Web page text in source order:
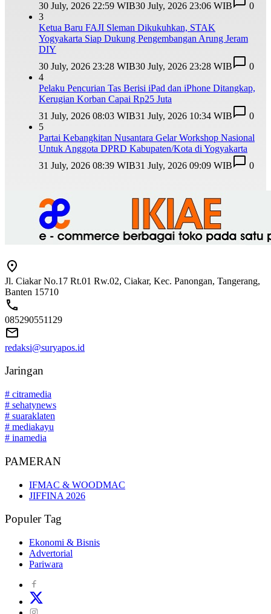
30 July, 2026 22:59 WIB30 July, 2026 23:06 WIB
0
3
Ketua Baru FAJI Sleman Dikukuhkan, STAK
Yogyakarta Siap Dukung Pengembangan Arung Jeram
DIY
30 July, 2026 23:28 WIB30 July, 2026 23:28 WIB
0
4
Pelaku Pencurian Tas Berisi iPad dan iPhone Ditangkap,
Kerugian Korban Capai Rp25 Juta
31 July, 2026 08:03 WIB31 July, 2026 10:34 WIB
0
5
Partai Kebangkitan Nusantara Gelar Workshop Nasional
Untuk Anggota DPRD Kabupaten/Kota di Yogyakarta
31 July, 2026 08:39 WIB31 July, 2026 09:09 WIB 0
Jl. Ciakar No.17 Rt.01 Rw.02, Ciakar, Kec. Panongan, Tangerang,
Banten 15710
085290551129
redaksi@suryapos.id
Jaringan
# citramedia
# sehatynews
# suaraklaten
# mediakayu
# inamedia
PAMERAN
IFMAC & WOODMAC
JIFFINA 2026
Populer Tag
Ekonomi & Bisnis
Advertorial
Pariwara